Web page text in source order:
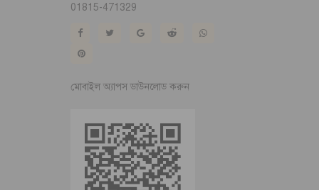
01815-471329
মোবাইল অ্যাপস ডাউনলোড করুন